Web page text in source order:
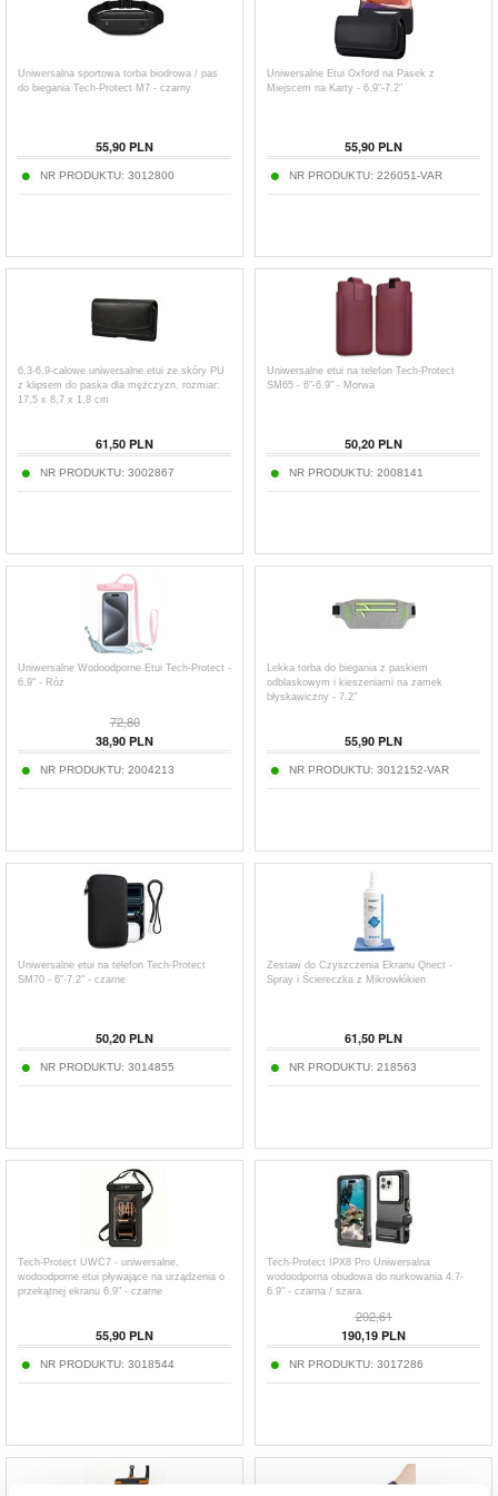
Uniwersalna sportowa torba biodrowa / pas
do biegania Tech-Protect M7 - czarny
55,90 PLN
NR PRODUKTU: 3012800
Uniwersalne Etui Oxford na Pasek z
Miejscem na Karty - 6.9"-7.2"
55,90 PLN
NR PRODUKTU: 226051-VAR
6,3-6,9-calowe uniwersalne etui ze skóry PU
z klipsem do paska dla mężczyzn, rozmiar:
17,5 x 8,7 x 1,8 cm
61,50 PLN
NR PRODUKTU: 3002867
Uniwersalne etui na telefon Tech-Protect
SM65 - 6"-6.9" - Morwa
50,20 PLN
NR PRODUKTU: 2008141
Uniwersalne Wodoodporne Etui Tech-Protect -
6.9" - Róż
72,80
38,90 PLN
NR PRODUKTU: 2004213
Lekka torba do biegania z paskiem
odblaskowym i kieszeniami na zamek
błyskawiczny - 7.2"
55,90 PLN
NR PRODUKTU: 3012152-VAR
Uniwersalne etui na telefon Tech-Protect
SM70 - 6"-7.2" - czarne
50,20 PLN
NR PRODUKTU: 3014855
Zestaw do Czyszczenia Ekranu Qnect -
Spray i Ściereczka z Mikrowłókien
61,50 PLN
NR PRODUKTU: 218563
Tech-Protect UWC7 - uniwersalne,
wodoodporne etui pływające na urządzenia o
przekątnej ekranu 6.9" - czarne
55,90 PLN
NR PRODUKTU: 3018544
Tech-Protect IPX8 Pro Uniwersalna
wodoodporna obudowa do nurkowania 4.7-
6.9" - czarna / szara
202,61
190,19 PLN
NR PRODUKTU: 3017286